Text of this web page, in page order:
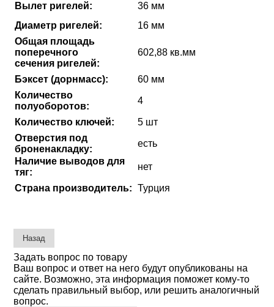
Вылет ригелей:
36 мм
Диаметр ригелей:
16 мм
Общая площадь
поперечного
сечения ригелей:
602,88 кв.мм
Бэксет (дорнмасс):
60 мм
Количество
полуоборотов:
4
Количество ключей:
5 шт
Отверстия под
броненакладку:
есть
Наличие выводов для
тяг:
нет
Страна производитель: Турция
Задать вопрос по товару
Ваш вопрос и ответ на него будут опубликованы на
сайте. Возможно, эта информация поможет кому-то
сделать правильный выбор, или решить аналогичный
вопрос.